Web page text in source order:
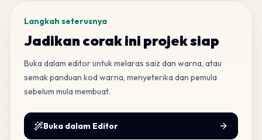
F5
MARD• MARD_F5
C12
MARD• MARD_C12
Langkah seterusnya
Jadikan corak ini projek siap
Buka dalam editor untuk melaras saiz dan warna, atau
semak panduan kod warna, menyeterika dan pemula
sebelum mula membuat.
Buka dalam Editor